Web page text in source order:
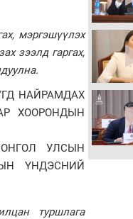
мэргэшүүлэх
зээлд гаргах,
НАЙРАМДАХ
ХООРОНДЫН
УЛСЫН
ҮНДЭСНИЙ
туршлага